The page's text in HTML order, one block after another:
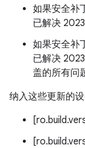
如果安全补
已解决
如果安全补
已解决
盖的所有问
纳入这些更新的